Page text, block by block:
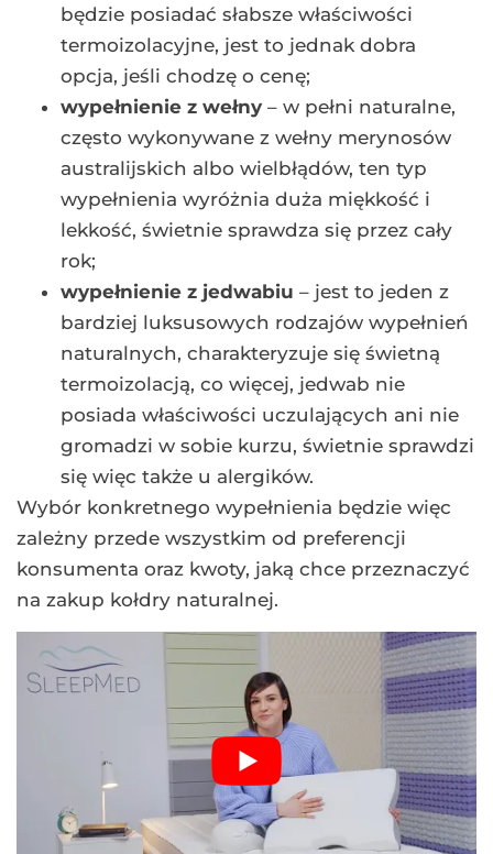
będzie posiadać słabsze właściwości
termoizolacyjne, jest to jednak dobra
opcja, jeśli chodzę o cenę;
wypełnienie z wełny – w pełni naturalne,
często wykonywane z wełny merynosów
australijskich albo wielbłądów, ten typ
wypełnienia wyróżnia duża miękkość i
lekkość, świetnie sprawdza się przez cały
rok;
wypełnienie z jedwabiu – jest to jeden z
bardziej luksusowych rodzajów wypełnień
naturalnych, charakteryzuje się świetną
termoizolacją, co więcej, jedwab nie
posiada właściwości uczulających ani nie
gromadzi w sobie kurzu, świetnie sprawdzi
się więc także u alergików.
Wybór konkretnego wypełnienia będzie więc
zależny przede wszystkim od preferencji
konsumenta oraz kwoty, jaką chce przeznaczyć
na zakup kołdry naturalnej.